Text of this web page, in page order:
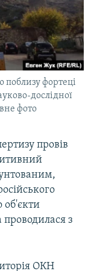
поблизу фортеці
дослідної
фото
провів
об'єкти
з
ОКН